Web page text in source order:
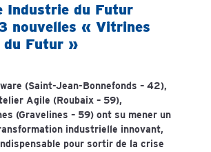
Industrie du Futur
nouvelles « Vitrines
du Futur »
(Saint-Jean-Bonnefonds – 42),
Agile (Roubaix – 59),
(Gravelines – 59) ont su mener un
industrielle innovant,
pour sortir de la crise